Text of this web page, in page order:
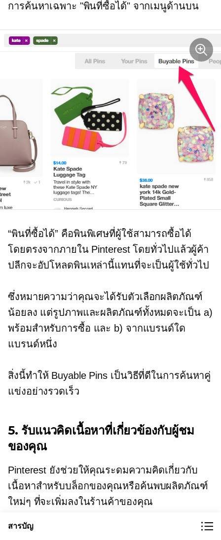
การค้นหาเฉพาะ "พินที่ซื้อได้" จากเมนูด้านบน
“พินที่ซื้อได้” คือพินพิเศษที่ผู้ใช้สามารถซื้อได้
โดยตรงจากภายใน Pinterest โดยทั่วไปแล้วผู้ค้า
ปลีกจะอัปโหลดพินเหล่านี้แทนที่จะเป็นผู้ใช้ทั่วไป
ซึ่งหมายความว่าคุณจะได้รับตัวเลือกผลิตภัณฑ์
น้อยลง แต่รูปภาพและผลิตภัณฑ์ทั้งหมดจะเป็น a)
พร้อมสำหรับการซื้อ และ b) จากแบรนด์ใด
แบรนด์หนึ่ง
สิ่งนี้ทำให้ Buyable Pins เป็นวิธีที่ดีในการค้นหาคู่
แข่งอย่างรวดเร็ว
5. รับแนวคิดเนื้อหาที่เกี่ยวข้องกับผู้ชม
ของคุณ
Pinterest ยังช่วยให้คุณระดมความคิดเกี่ยวกับ
เนื้อหาสำหรับบล็อกของคุณหรือค้นพบผลิตภัณฑ์
ใหม่ๆ ที่จะเพิ่มลงในร้านค้าของคุณ
เราจะใช้ "การค้นหาที่แนะนำ" เพื่อค้นหาแนวคิด
สารบัญ